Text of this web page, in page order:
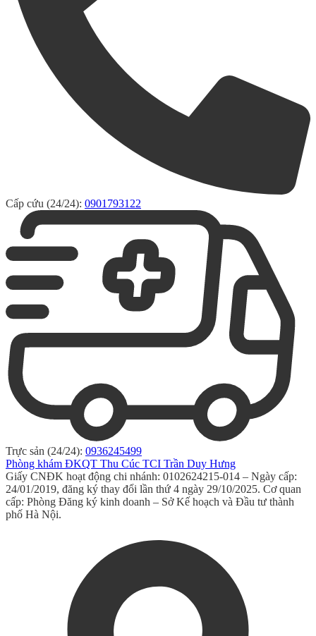
Cấp cứu (24/24): 0901793122
Trực sản (24/24): 0936245499
Phòng khám ĐKQT Thu Cúc TCI Trần Duy Hưng
Giấy CNĐK hoạt động chi nhánh: 0102624215-014 – Ngày cấp:
24/01/2019, đăng ký thay đổi lần thứ 4 ngày 29/10/2025. Cơ quan
cấp: Phòng Đăng ký kinh doanh – Sở Kế hoạch và Đầu tư thành
phố Hà Nội.